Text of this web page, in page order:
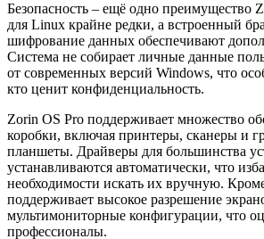
Безопасность – ещё одно преимущество
для Linux крайне редки, а встроенный
шифрование данных обеспечивают
Система не собирает личные данные
от современных версий Windows, что
кто ценит конфиденциальность.
Zorin OS Pro поддерживает множество
коробки, включая принтеры, сканеры и
планшеты. Драйверы для большинства
устанавливаются автоматически, что
необходимости искать их вручную.
поддерживает высокое разрешение
мультимониторные конфигурации, что
профессионалы.